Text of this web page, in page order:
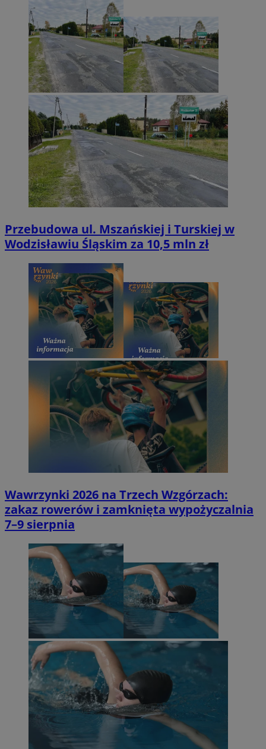
Przebudowa ul. Mszańskiej i Turskiej w
Wodzisławiu Śląskim za 10,5 mln zł
Wawrzynki 2026 na Trzech Wzgórzach:
zakaz rowerów i zamknięta wypożyczalnia
7–9 sierpnia